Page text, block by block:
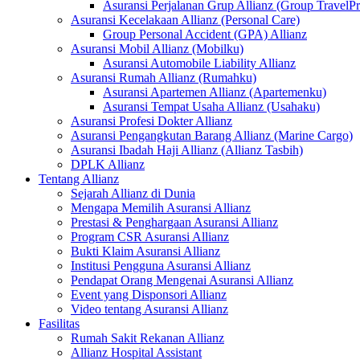
Asuransi Perjalanan Grup Allianz (Group
Asuransi Kecelakaan Allianz (Personal Care)
Group Personal Accident (GPA) Allianz
Asuransi Mobil Allianz (Mobilku)
Asuransi Automobile Liability Allianz
Asuransi Rumah Allianz (Rumahku)
Asuransi Apartemen Allianz (Apartemenku)
Asuransi Tempat Usaha Allianz (Usahaku)
Asuransi Profesi Dokter Allianz
Asuransi Pengangkutan Barang Allianz (Marine Cargo)
Asuransi Ibadah Haji Allianz (Allianz Tasbih)
DPLK Allianz
Tentang Allianz
Sejarah Allianz di Dunia
Mengapa Memilih Asuransi Allianz
Prestasi & Penghargaan Asuransi Allianz
Program CSR Asuransi Allianz
Bukti Klaim Asuransi Allianz
Institusi Pengguna Asuransi Allianz
Pendapat Orang Mengenai Asuransi Allianz
Event yang Disponsori Allianz
Video tentang Asuransi Allianz
Fasilitas
Rumah Sakit Rekanan Allianz
Allianz Hospital Assistant